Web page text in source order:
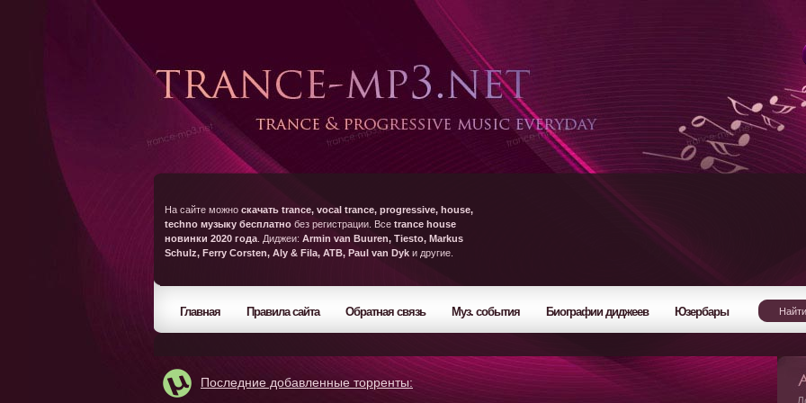
На сайте можно скачать trance, vocal trance, progressive, house,
techno музыку бесплатно без регистрации. Все trance house
новинки 2020 года . Диджеи: Armin van Buuren, Tiesto, Markus
Schulz, Ferry Corsten, Aly & Fila, ATB, Paul van Dyk и другие.
Главная Правила сайта Обратная связь Муз. события Биографии диджеев Юзербары
Последние добавленные торренты: